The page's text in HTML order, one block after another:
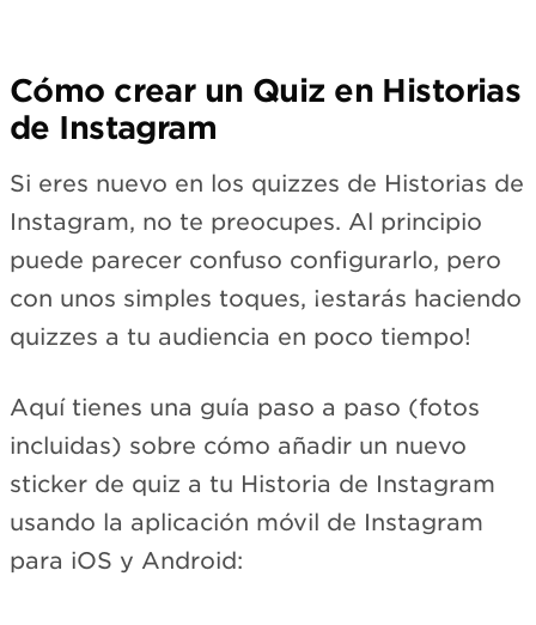
Cómo crear un Quiz en Historias
de Instagram
Si eres nuevo en los quizzes de Historias de
Instagram, no te preocupes. Al principio
puede parecer confuso configurarlo, pero
con unos simples toques, ¡estarás haciendo
quizzes a tu audiencia en poco tiempo!
Aquí tienes una guía paso a paso (fotos
incluidas) sobre cómo añadir un nuevo
sticker de quiz a tu Historia de Instagram
usando la aplicación móvil de Instagram
para iOS y Android: